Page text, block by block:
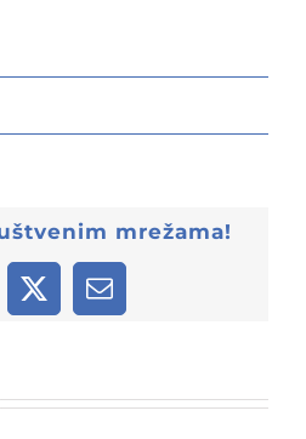
mrežama!
X Email: